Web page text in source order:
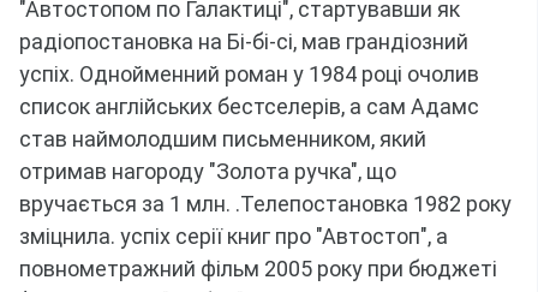
"Автостопом по Галактиці", стартувавши як
радіопостановка на Бі-бі-сі, мав грандіозний
успіх. Однойменний роман у 1984 році очолив
список англійських бестселерів, а сам Адамс
став наймолодшим письменником, який
отримав нагороду "Золота ручка", що
вручається за 1 млн. .Телепостановка 1982 року
зміцнила. успіх серії книг про "Автостоп", а
повнометражний фільм 2005 року при бюджеті